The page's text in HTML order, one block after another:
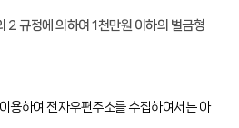
2 규정에 의하여 1천만원 이하의 벌금형
용하여 전자우편주소를 수집하여서는 아